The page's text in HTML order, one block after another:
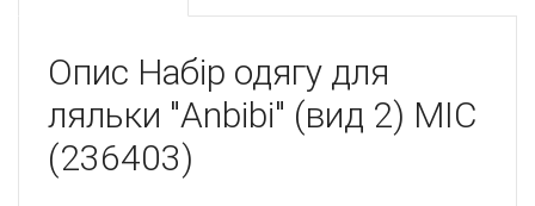
Опис Набір одягу для
ляльки "Anbibi" (вид 2) MIC
(236403)